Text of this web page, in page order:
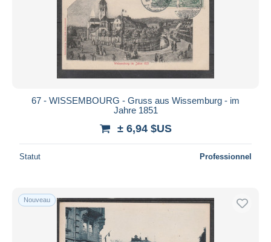
67 - WISSEMBOURG - Gruss aus Wissemburg - im
Jahre 1851
± 6,94 $US
Statut Professionnel
Nouveau